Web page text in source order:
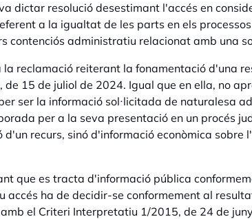
dictar resolució desestimant l'accés en
a la igualtat de les parts en els
contenciós administratiu relacionat amb una
la reclamació reiterant la fonamentació d'una
de 15 de juliol de 2024. Igual que en ella, no
ser la informació sol·licitada de naturalesa
per a la seva presentació en un procés
d'un recurs, sinó d'informació econòmica
que es tracta d'informació pública
accés ha de decidir-se conformement al
el Criteri Interpretatiu 1/2015, de 24 de